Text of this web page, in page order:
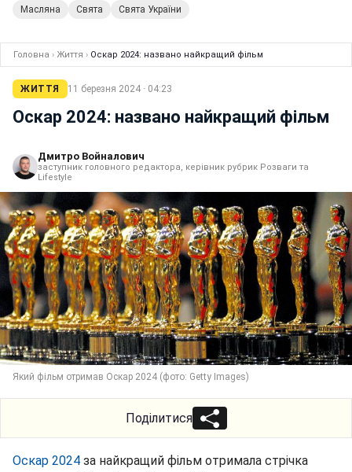
Масляна Свята Свята України
Головна › Життя › Оскар 2024: названо найкращий фільм
ЖИТТЯ 11 березня 2024 · 04:23
Оскар 2024: названо найкращий фільм
Дмитро Войналович
заступник головного редактора, керівник рубрик Розваги та
Lifestyle
Який фільм отримав Оскар 2024 (фото: Getty Images)
Поділитися
Оскар 2024 за найкращий фільм отримала стрічка